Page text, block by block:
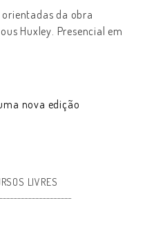
da obra
Huxley. Presencial em
nova edição
LIVRES